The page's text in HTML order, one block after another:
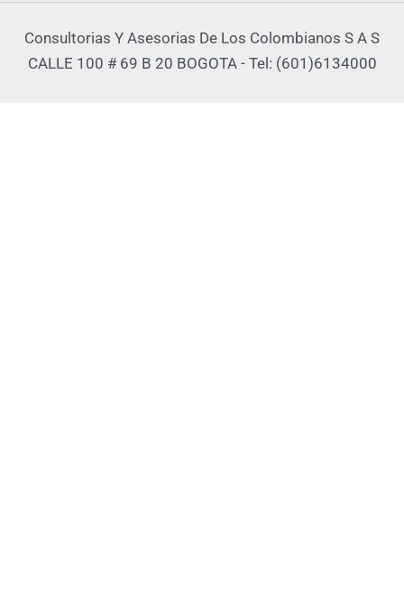
Consultorias Y Asesorias De Los Colombianos S A S
CALLE 100 # 69 B 20 BOGOTA - Tel: (601)6134000